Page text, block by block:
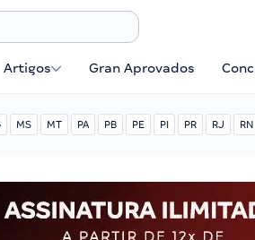
Artigos Gran Aprovados
MS MT PA PB PE PI PR RJ RN